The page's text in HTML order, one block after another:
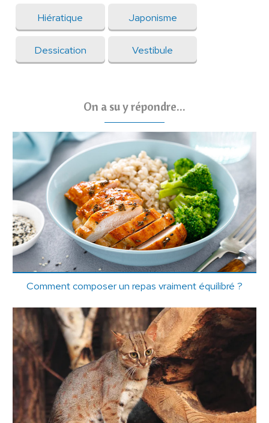
Hiératique Japonisme
Dessication Vestibule
On a su y répondre...
Comment composer un repas vraiment équilibré ?